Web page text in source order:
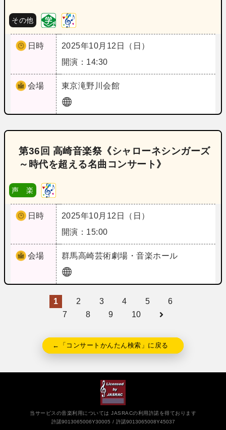
その他
日時
2025年10月12日（日）
開演：14:30
会場 東京滝野川会館
第36回 高崎音楽祭《シャローネシンガーズ
～時代を超える名曲コンサート》
声 楽
日時
2025年10月12日（日）
開演：15:00
会場 群馬高崎芸術劇場・音楽ホール
1 2 3 4 5
6
7
8 9 10
←「コンサートかんたん検索」に戻る
当サービスの音楽利用については JASRACの利用許諾を得ております
許諾9013065006Y30005
許諾9013065008Y45037